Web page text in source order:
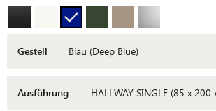
Gestell Blau (Deep Blue)
Ausführung HALLWAY SINGLE (85 x 200